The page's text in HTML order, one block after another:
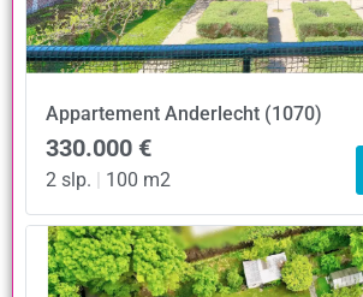
Appartement Anderlecht (1070)
330.000 €
2 slp. | 100 m2